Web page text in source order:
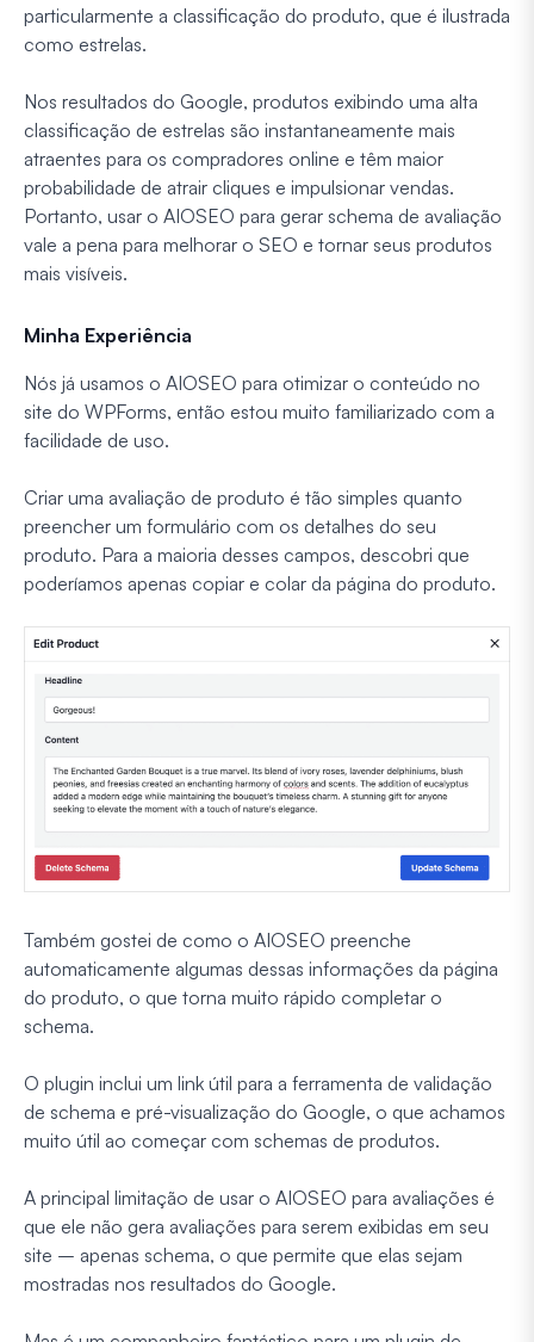
particularmente a classificação do produto, que é ilustrada
como estrelas.
Nos resultados do Google, produtos exibindo uma alta
classificação de estrelas são instantaneamente mais
atraentes para os compradores online e têm maior
probabilidade de atrair cliques e impulsionar vendas.
Portanto, usar o AIOSEO para gerar schema de avaliação
vale a pena para melhorar o SEO e tornar seus produtos
mais visíveis.
Minha Experiência
Nós já usamos o AIOSEO para otimizar o conteúdo no
site do WPForms, então estou muito familiarizado com a
facilidade de uso.
Criar uma avaliação de produto é tão simples quanto
preencher um formulário com os detalhes do seu
produto. Para a maioria desses campos, descobri que
poderíamos apenas copiar e colar da página do produto.
Também gostei de como o AIOSEO preenche
automaticamente algumas dessas informações da página
do produto, o que torna muito rápido completar o
schema.
O plugin inclui um link útil para a ferramenta de validação
de schema e pré-visualização do Google, o que achamos
muito útil ao começar com schemas de produtos.
A principal limitação de usar o AIOSEO para avaliações é
que ele não gera avaliações para serem exibidas em seu
site – apenas schema, o que permite que elas sejam
mostradas nos resultados do Google.